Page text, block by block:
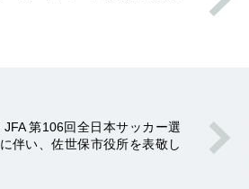
JFA 第106回全日本サッカー選
伴い、佐世保市役所を表敬し